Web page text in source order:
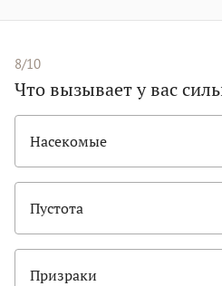
8/10
Что вызывает у вас
Насекомые
Пустота
Призраки